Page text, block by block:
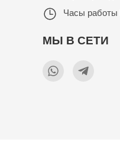
Часы работы
МЫ В СЕТИ